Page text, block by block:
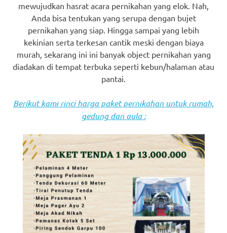
mewujudkan hasrat acara pernikahan yang elok. Nah,
Anda bisa tentukan yang serupa dengan bujet
pernikahan yang siap. Hingga sampai yang lebih
kekinian serta terkesan cantik meski dengan biaya
murah, sekarang ini ini banyak object pernikahan yang
diadakan di tempat terbuka seperti kebun/halaman atau
pantai.
Berikut kami rinci harga paket pernikahan untuk rumah,
gedung dan aula :